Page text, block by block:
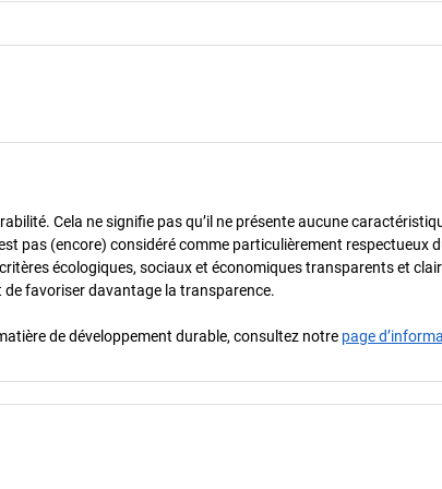
Cela ne signifie pas qu’il ne présente aucune
pas (encore) considéré comme particulièrement respectueux
écologiques, sociaux et économiques transparents et
de favoriser davantage la transparence.
de développement durable, consultez notre page